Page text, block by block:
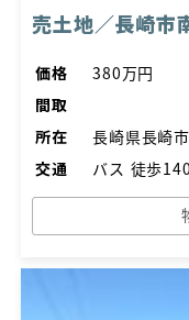
売土地／長崎市
価格
380万円
間取
所在
長崎県長崎
交通
バス 徒歩